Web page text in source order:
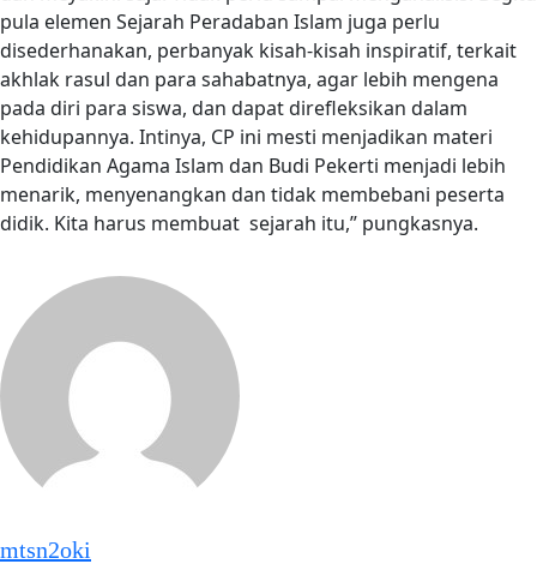
pula elemen Sejarah Peradaban Islam juga perlu
disederhanakan, perbanyak kisah-kisah inspiratif, terkait
akhlak rasul dan para sahabatnya, agar lebih mengena
pada diri para siswa, dan dapat direfleksikan dalam
kehidupannya. Intinya, CP ini mesti menjadikan materi
Pendidikan Agama Islam dan Budi Pekerti menjadi lebih
menarik, menyenangkan dan tidak membebani peserta
didik. Kita harus membuat sejarah itu,” pungkasnya.
mtsn2oki